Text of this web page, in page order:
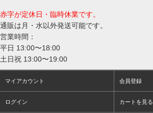
赤字が定休日・臨時休業です。
通販は月・水以外発送可能です。
営業時間：
平日 13:00〜18:00
土日祝 13:00〜19:00
マイアカウント 会員登録
ログイン カートを見る